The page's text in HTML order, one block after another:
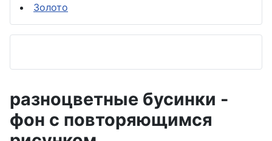
Золото
разноцветные бусинки -
фон с повторяющимся